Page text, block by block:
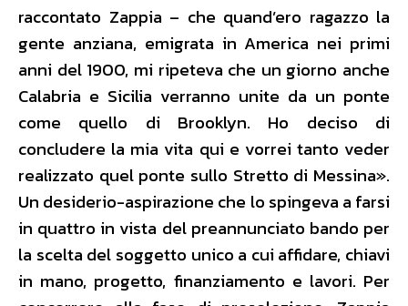
raccontato Zappia – che quand’ero ragazzo la
gente anziana, emigrata in America nei primi
anni del 1900, mi ripeteva che un giorno anche
Calabria e Sicilia verranno unite da un ponte
come quello di Brooklyn. Ho deciso di
concludere la mia vita qui e vorrei tanto veder
realizzato quel ponte sullo Stretto di Messina».
Un desiderio-aspirazione che lo spingeva a farsi
in quattro in vista del preannunciato bando per
la scelta del soggetto unico a cui affidare, chiavi
in mano, progetto, finanziamento e lavori. Per